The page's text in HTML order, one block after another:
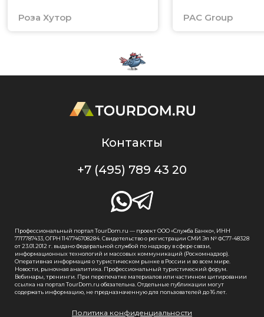
Роза Хутор PAC Group
Контакты
+7 (495) 789 43 20
Профессиональный портал TourDom.ru — проект ООО «Служба Банко», ИНН
7717787433, ОГРН 1147746708284. Свидетельство о регистрации СМИ Эл № ФС77-48328
от 23.01.2012 г. выдано Федеральной службой по надзору в сфере связи,
информационных технологий и массовых коммуникаций (Роскомнадзор).
Оперативная информация о туристическом рынке в России и во всем мире.
Новости, рыночная аналитика. Профессиональный туристический форум.
Вебинары, тренинги. При перепечатке материалов или частичном цитировании
ссылка на портал TourDom.ru обязательна. Отдельные публикации могут
содержать информацию, не предназначенную для пользователей до 16 лет.
Политика конфиденциальности